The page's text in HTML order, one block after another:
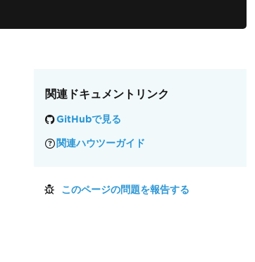
関連ドキュメントリンク
GitHubで見る
関連ハウツーガイド
このページの問題を報告する